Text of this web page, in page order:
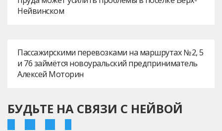
Нейвинском
Пассажирскими перевозками на маршрутах № 2, 5
и 76 займётся новоуральский предприниматель
Алексей Моторин
БУДЬТЕ НА СВЯЗИ С НЕЙВОЙ